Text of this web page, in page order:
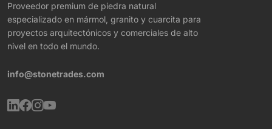
Proveedor premium de piedra natural
especializado en mármol, granito y cuarcita para
proyectos arquitectónicos y comerciales de alto
nivel en todo el mundo.
info@stonetrades.com